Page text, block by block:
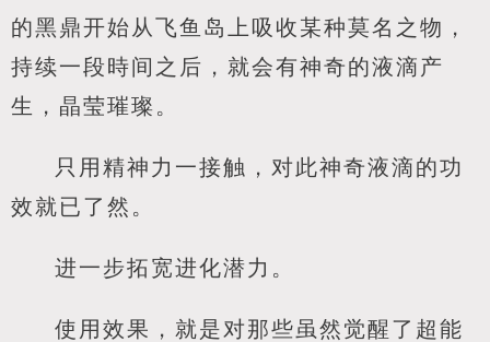
的黑鼎开始从飞鱼岛上吸收某种莫名之物，
持续一段時间之后，就会有神奇的液滴产
生，晶莹璀璨。
只用精神力一接触，对此神奇液滴的功
效就已了然。
进一步拓宽进化潜力。
使用效果，就是对那些虽然觉醒了超能